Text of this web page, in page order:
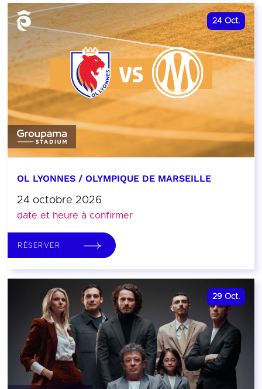
24 Oct.
OL LYONNES / OLYMPIQUE DE MARSEILLE
24 octobre 2026
date et heure à confirmer
RÉSERVER
29 Oct.